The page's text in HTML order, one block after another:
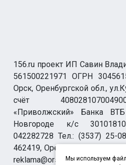
156.ru проект ИП Савин
561500221971 ОГРН
Орск, Оренбургской обл.,
счёт
«Приволжский» Банка
Новгороде к/с
042282728 Тел.: (3537) 25-
462419, Оренбургская обл.,
reklama@orsk.ru ТЕЛЕФОН
Мы используем